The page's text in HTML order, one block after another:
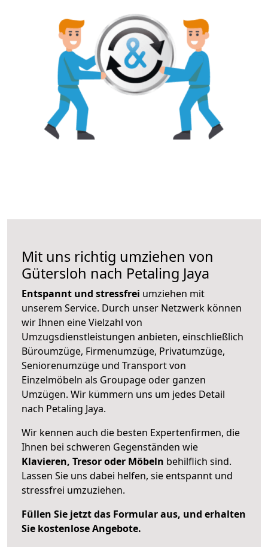
Mit uns richtig umziehen von
Gütersloh nach Petaling Jaya
Entspannt und stressfrei umziehen mit
unserem Service. Durch unser Netzwerk können
wir Ihnen eine Vielzahl von
Umzugsdienstleistungen anbieten, einschließlich
Büroumzüge, Firmenumzüge, Privatumzüge,
Seniorenumzüge und Transport von
Einzelmöbeln als Groupage oder ganzen
Umzügen. Wir kümmern uns um jedes Detail
nach Petaling Jaya.
Wir kennen auch die besten Expertenfirmen, die
Ihnen bei schweren Gegenständen wie
Klavieren, Tresor oder Möbeln behilflich sind.
Lassen Sie uns dabei helfen, sie entspannt und
stressfrei umzuziehen.
Füllen Sie jetzt das Formular aus, und erhalten
Sie kostenlose Angebote.